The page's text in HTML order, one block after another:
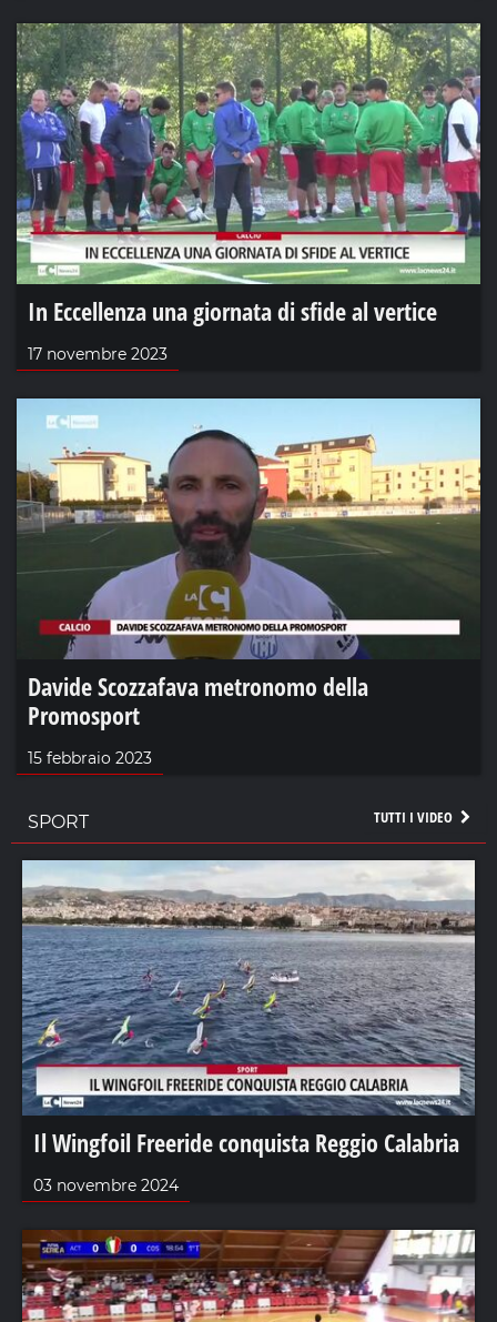
In Eccellenza una giornata di sfide al vertice
17 novembre 2023
Davide Scozzafava metronomo della
Promosport
15 febbraio 2023
TUTTI I VIDEO
SPORT
Il Wingfoil Freeride conquista Reggio Calabria
03 novembre 2024